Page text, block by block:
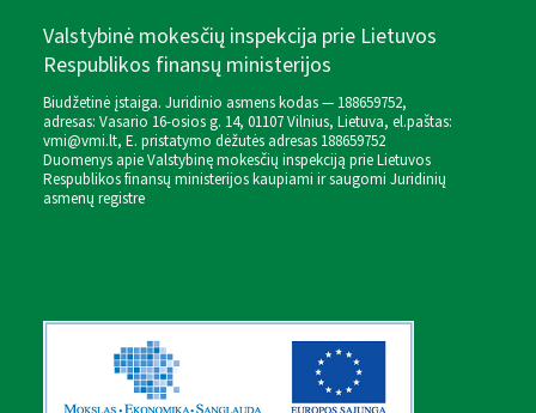
Valstybinė mokesčių inspekcija prie Lietuvos
Respublikos finansų ministerijos
Biudžetinė įstaiga. Juridinio asmens kodas — 188659752,
adresas: Vasario 16-osios g. 14, 01107 Vilnius, Lietuva, el.paštas:
vmi@vmi.lt, E. pristatymo dėžutės adresas 188659752
Duomenys apie Valstybinę mokesčių inspekciją prie Lietuvos
Respublikos finansų ministerijos kaupiami ir saugomi Juridinių
asmenų registre